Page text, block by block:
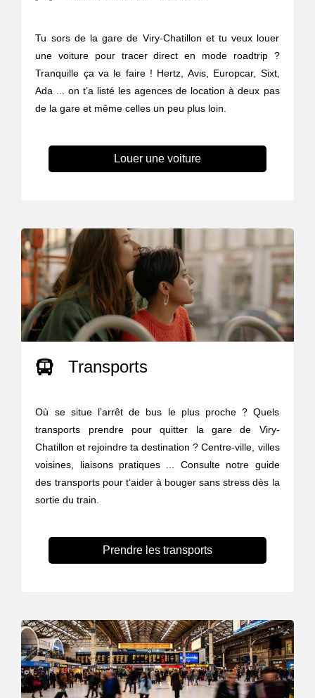
Tu sors de la gare de Viry-Chatillon et tu veux louer
une voiture pour tracer direct en mode roadtrip ?
Tranquille ça va le faire ! Hertz, Avis, Europcar, Sixt,
Ada ... on t’a listé les agences de location à deux pas
de la gare et même celles un peu plus loin.
Louer une voiture
Transports
Où se situe l’arrêt de bus le plus proche ? Quels
transports prendre pour quitter la gare de Viry-
Chatillon et rejoindre ta destination ? Centre-ville, villes
voisines, liaisons pratiques ... Consulte notre guide
des transports pour t’aider à bouger sans stress dès la
sortie du train.
Prendre les transports